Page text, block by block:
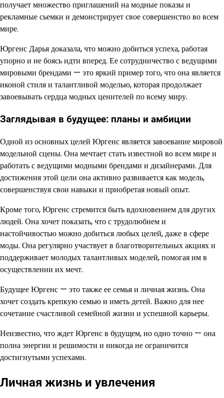
получает множество приглашений на модные показы и
рекламные сьемки и демонстрирует свое совершенство во всем
мире.
Юргенс Дарья доказала, что можно добиться успеха, работая
упорно и не боясь идти вперед. Ее сотрудничество с ведущими
мировыми брендами — это яркий пример того, что она является
иконой стиля и талантливой моделью, которая продолжает
завоевывать сердца модных ценителей по всему миру.
Заглядывая в будущее: планы и амбиции
Одной из основных целей Юргенс является завоевание мировой
модельной сцены. Она мечтает стать известной во всем мире и
работать с ведущими модными брендами и дизайнерами. Для
достижения этой цели она активно развивается как модель,
совершенствуя свои навыки и приобретая новый опыт.
Кроме того, Юргенс стремится быть вдохновением для других
людей. Она хочет показать, что с трудолюбием и
настойчивостью можно добиться любых целей, даже в сфере
моды. Она регулярно участвует в благотворительных акциях и
поддерживает молодых талантливых моделей, помогая им в
осуществлении их мечт.
Будущее Юргенс — это также ее семья и личная жизнь. Она
хочет создать крепкую семью и иметь детей. Важно для нее
сочетание счастливой семейной жизни и успешной карьеры.
Неизвестно, что ждет Юргенс в будущем, но одно точно — она
полна энергии и решимости и никогда не ограничится
достигнутыми успехами.
Личная жизнь и увлечения